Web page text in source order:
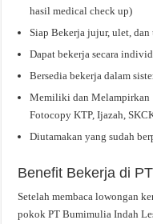
hasil medical check up)
Siap Bekerja jujur, ulet, dan
Dapat bekerja secara
Bersedia bekerja dalam
Memiliki dan Melampirkan
Fotocopy KTP, Ijazah,
Diutamakan yang sudah
Benefit Bekerja di
Setelah membaca lowongan
pokok PT Bumimulia Indah